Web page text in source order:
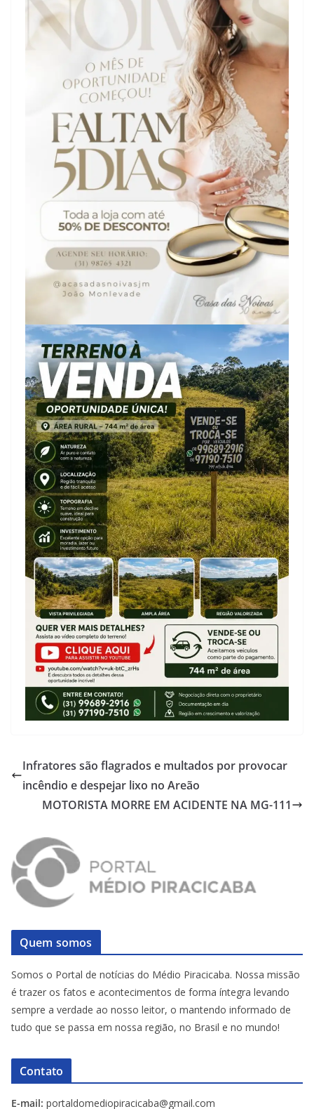
Infratores são flagrados e multados por provocar
incêndio e despejar lixo no Areão
MOTORISTA MORRE EM ACIDENTE NA MG-111
Quem somos
Somos o Portal de notícias do Médio Piracicaba. Nossa missão
é trazer os fatos e acontecimentos de forma íntegra levando
sempre a verdade ao nosso leitor, o mantendo informado de
tudo que se passa em nossa região, no Brasil e no mundo!
Contato
E-mail: portaldomediopiracicaba@gmail.com